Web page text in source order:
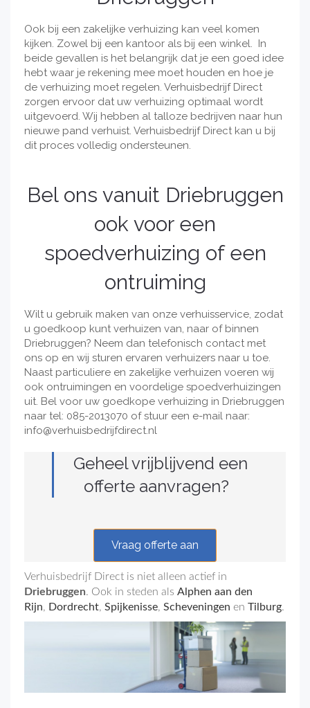
Ook bij een zakelijke verhuizing kan veel komen
kijken. Zowel bij een kantoor als bij een winkel. In
beide gevallen is het belangrijk dat je een goed idee
hebt waar je rekening mee moet houden en hoe je
de verhuizing moet regelen. Verhuisbedrijf Direct
zorgen ervoor dat uw verhuizing optimaal wordt
uitgevoerd. Wij hebben al talloze bedrijven naar hun
nieuwe pand verhuist. Verhuisbedrijf Direct kan u bij
dit proces volledig ondersteunen.
Bel ons vanuit Driebruggen
ook voor een
spoedverhuizing of een
ontruiming
Wilt u gebruik maken van onze verhuisservice, zodat
u goedkoop kunt verhuizen van, naar of binnen
Driebruggen? Neem dan telefonisch contact met
ons op en wij sturen ervaren verhuizers naar u toe.
Naast particuliere en zakelijke verhuizen voeren wij
ook ontruimingen en voordelige spoedverhuizingen
uit. Bel voor uw goedkope verhuizing in Driebruggen
naar tel: 085-2013070 of stuur een e-mail naar:
info@verhuisbedrijfdirect.nl
Geheel vrijblijvend een
offerte aanvragen?
Vraag offerte aan
Verhuisbedrijf Direct is niet alleen actief in
Driebruggen. Ook in steden als Alphen aan den
Rijn, Dordrecht, Spijkenisse, Scheveningen en Tilburg.